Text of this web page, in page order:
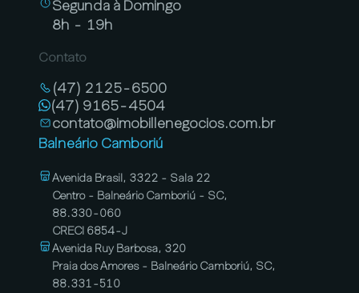
Segunda à Domingo
8h - 19h
Contato
(47) 2125-6500
(47) 9165-4504
contato@imobillenegocios.com.br
Balneário Camboriú
Avenida Brasil, 3322 - Sala 22
Centro - Balneário Camboriú - SC,
88.330-060
CRECI 6854-J
Avenida Ruy Barbosa, 320
Praia dos Amores - Balneário Camboriú, SC,
88.331-510